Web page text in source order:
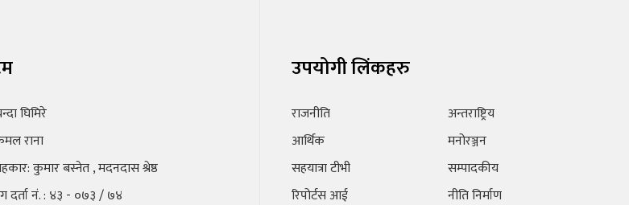
घिमिरे
राना
कुमार बस्नेत , मदनदास श्रेष्ठ
दर्ता नं. : ४३ - ०७३ / ७४
उपयोगी लिंकहरु
राजनीति
आर्थिक
सहयात्रा टीभी
रिपोर्टस आई
अन्तराष्ट्रिय
मनोरञ्जन
सम्पादकीय
नीति निर्माण